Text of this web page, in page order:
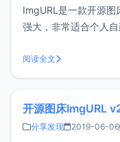
ImgURL是一款开源
强大，非常适合个人
与此同时xiaoz还编写
ImgURL图床集成到您
阅读全文
开源图床ImgURL
分享发现 2019-06-06